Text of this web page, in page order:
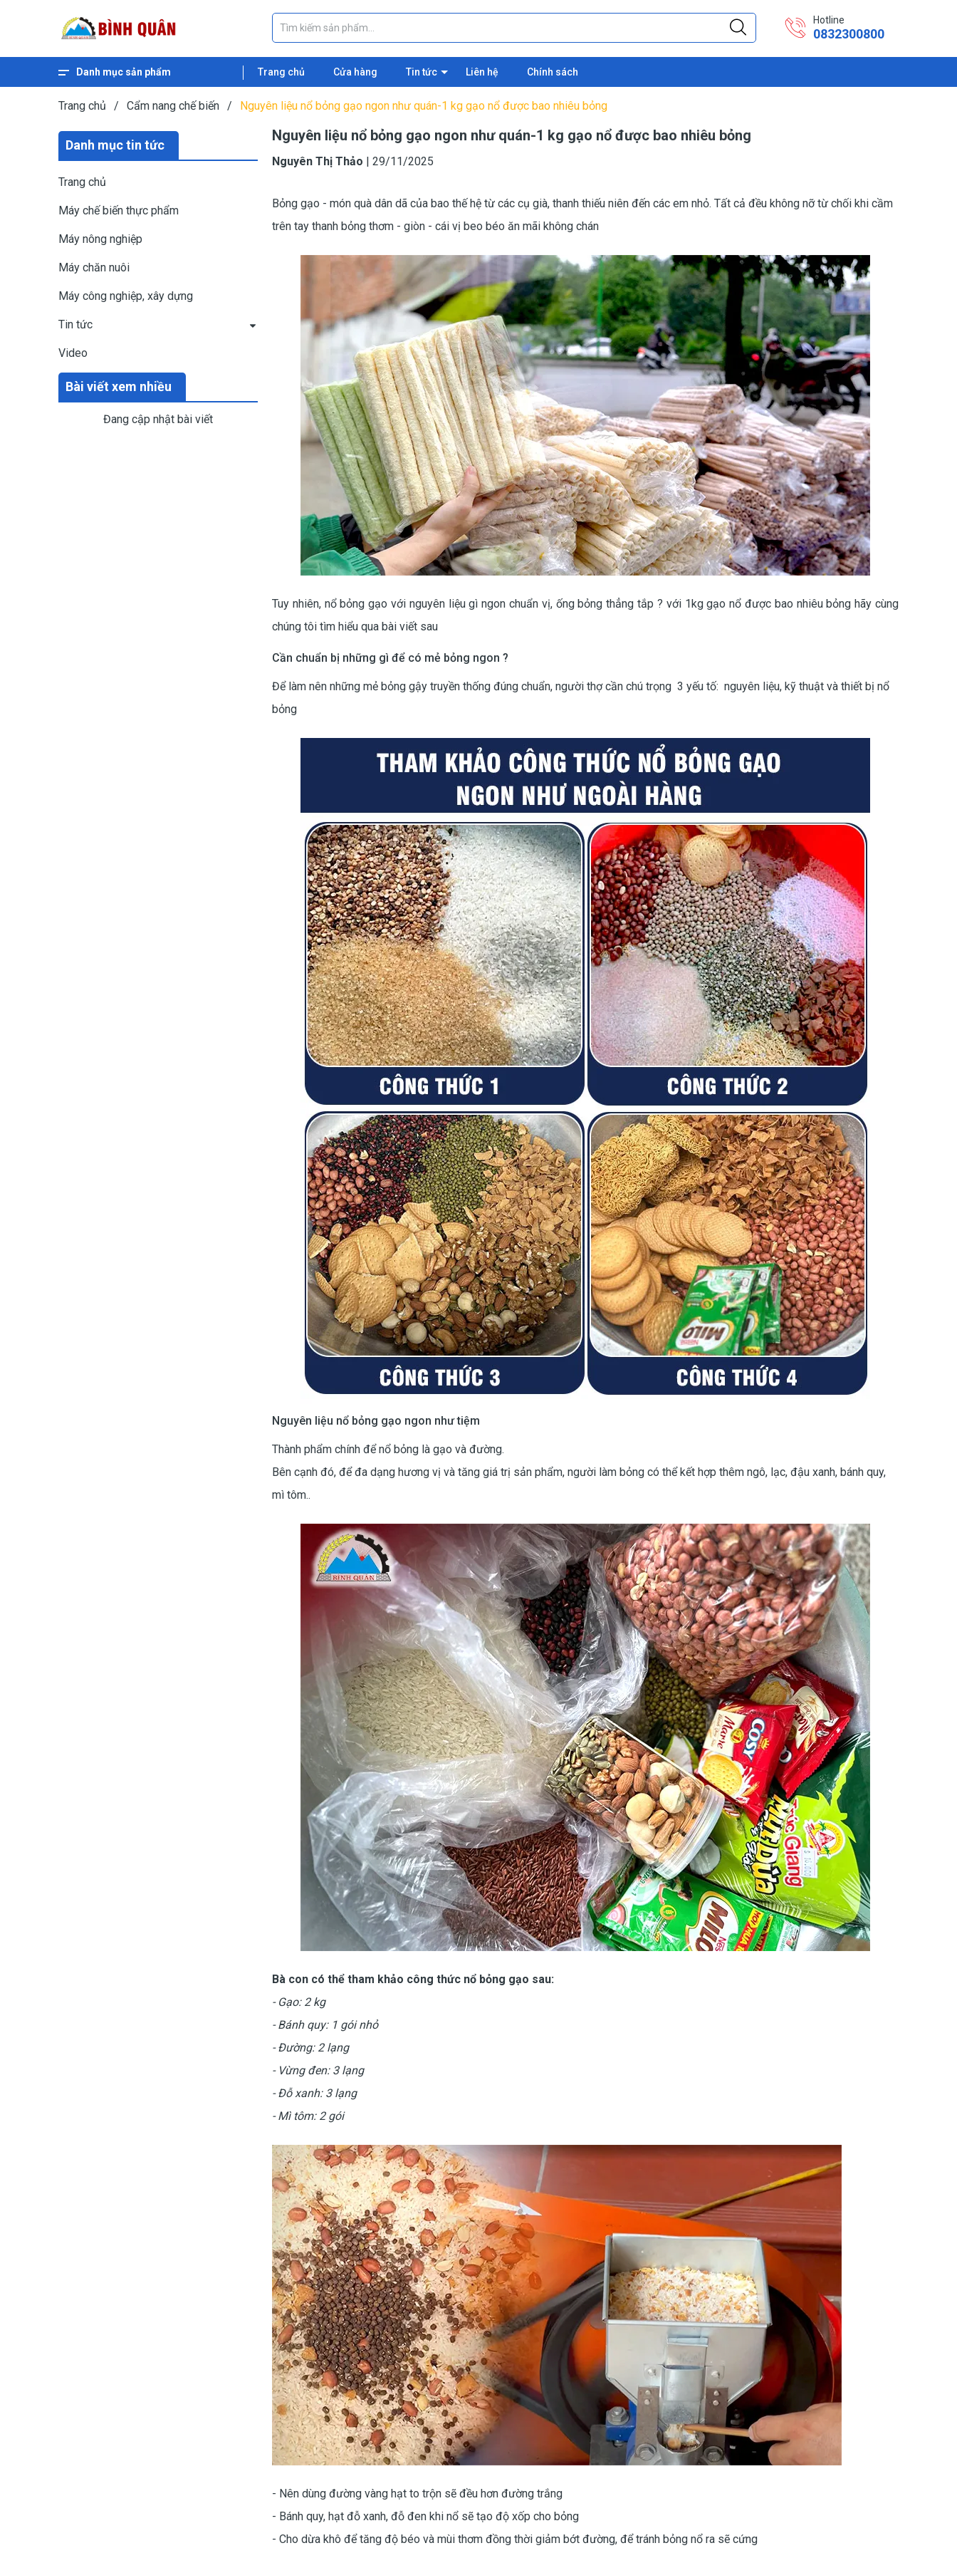
Hotline
0832300800
Danh mục sản phẩm Trang chủ Cửa hàng Tin tức Liên hệ Chính sách
Trang chủ / Cẩm nang chế biến / Nguyên liệu nổ bỏng gạo ngon như quán-1 kg gạo nổ được bao nhiêu bỏng
Danh mục tin tức
Trang chủ
Máy chế biến thực phẩm
Máy nông nghiệp
Máy chăn nuôi
Máy công nghiệp, xây dựng
Tin tức
Video
Bài viết xem nhiều
Đang cập nhật bài viết
Nguyên liệu nổ bỏng gạo ngon như quán-1 kg gạo nổ được bao nhiêu bỏng
Nguyên Thị Thảo | 29/11/2025
Bỏng gạo - món quà dân dã của bao thế hệ từ các cụ già, thanh thiếu niên đến các em nhỏ. Tất cả đều không nỡ từ chối khi cầm
trên tay thanh bỏng thơm - giòn - cái vị beo béo ăn mãi không chán
Tuy nhiên, nổ bỏng gạo với nguyên liệu gì ngon chuẩn vị, ống bỏng thẳng tắp ? với 1kg gạo nổ được bao nhiêu bỏng hãy cùng
chúng tôi tìm hiểu qua bài viết sau
Cần chuẩn bị những gì để có mẻ bỏng ngon ?
Để làm nên những mẻ bỏng gậy truyền thống đúng chuẩn, người thợ cần chú trọng 3 yếu tố: nguyên liệu, kỹ thuật và thiết bị nổ
bỏng
Nguyên liệu nổ bỏng gạo ngon như tiệm
Thành phẩm chính để nổ bỏng là gạo và đường.
Bên cạnh đó, để đa dạng hương vị và tăng giá trị sản phẩm, người làm bỏng có thể kết hợp thêm ngô, lạc, đậu xanh, bánh quy,
mì tôm..
Bà con có thể tham khảo công thức nổ bỏng gạo sau:
- Gạo: 2 kg
- Bánh quy: 1 gói nhỏ
- Đường: 2 lạng
- Vừng đen: 3 lạng
- Đỗ xanh: 3 lạng
- Mì tôm: 2 gói
- Nên dùng đường vàng hạt to trộn sẽ đều hơn đường trắng
- Bánh quy, hạt đỗ xanh, đỗ đen khi nổ sẽ tạo độ xốp cho bỏng
- Cho dừa khô để tăng độ béo và mùi thơm đồng thời giảm bớt đường, để tránh bỏng nổ ra sẽ cứng